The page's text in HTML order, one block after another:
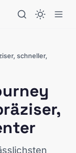
schneller,